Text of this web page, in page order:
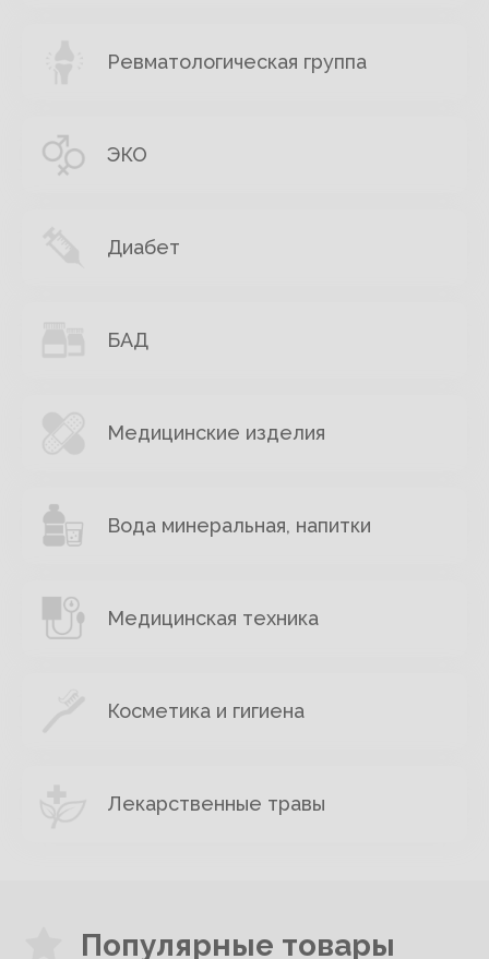
Ревматологическая группа
ЭКО
Диабет
БАД
Медицинские изделия
Вода минеральная, напитки
Медицинская техника
Косметика и гигиена
Лекарственные травы
Популярные товары